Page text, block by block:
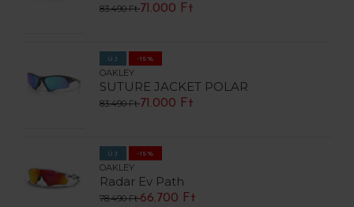
83.490 Ft71.000 Ft
ÚJ -15%
OAKLEY
SUTURE JACKET POLAR
83.490 Ft71.000 Ft
ÚJ -15%
OAKLEY
Radar Ev Path
78.490 Ft66.700 Ft